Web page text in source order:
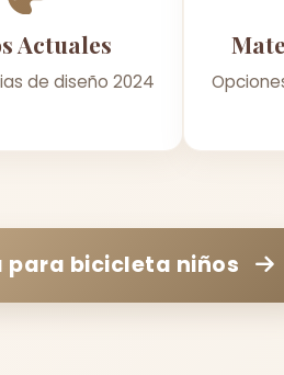
Actuales
de diseño 2024
para bicicleta niños